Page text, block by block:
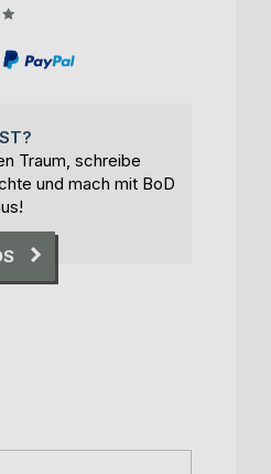
Traum, schreibe
und mach mit BoD